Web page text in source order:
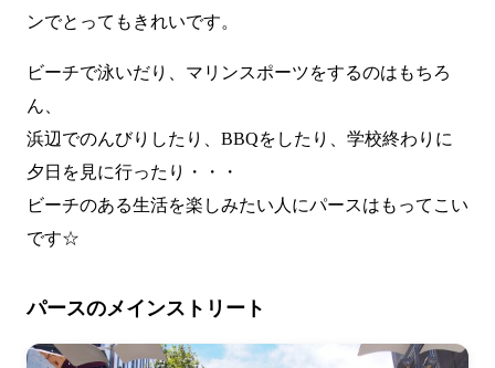
ンでとってもきれいです。
ビーチで泳いだり、マリンスポーツをするのはもちろ
ん、
浜辺でのんびりしたり、BBQをしたり、学校終わりに
夕日を見に行ったり・・・
ビーチのある生活を楽しみたい人にパースはもってこい
です☆
パースのメインストリート